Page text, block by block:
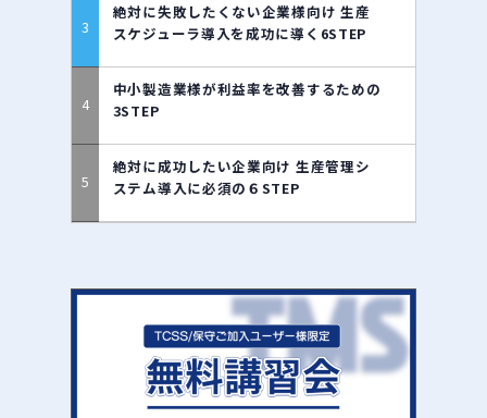
絶対に失敗したくない企業様向け 生産
スケジューラ導入を成功に導く6STEP
中小製造業様が利益率を改善するための
3STEP
絶対に成功したい企業向け 生産管理シ
ステム導入に必須の６STEP